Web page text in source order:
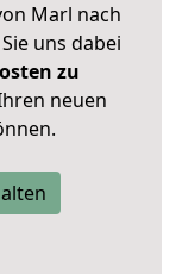
Marl nach
uns dabei
zu
neuen